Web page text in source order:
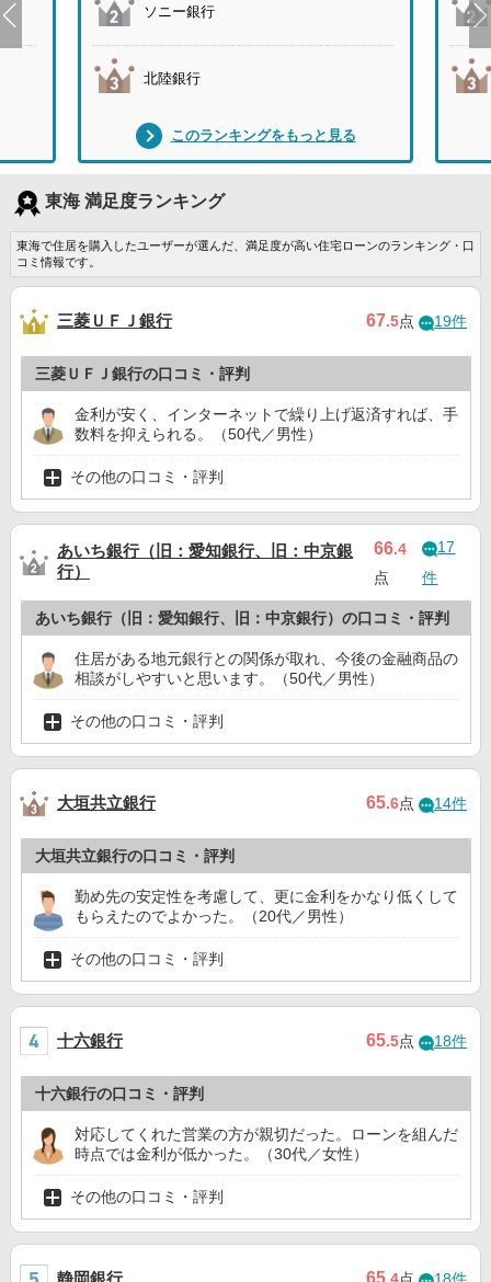
ソニー銀行
北陸銀行
このランキングをもっと見る
東海 満足度ランキング
東海で住居を購入したユーザーが選んだ、満足度が高い住宅ローンのランキング・口
コミ情報です。
三菱ＵＦＪ銀行 67.5点 19件
三菱ＵＦＪ銀行の口コミ・評判
金利が安く、インターネットで繰り上げ返済すれば、手
数料を抑えられる。（50代／男性）
その他の口コミ・評判
あいち銀行（旧：愛知銀行、旧：中京銀
行）
66.4
点
17
件
あいち銀行（旧：愛知銀行、旧：中京銀行）の口コミ・評判
住居がある地元銀行との関係が取れ、今後の金融商品の
相談がしやすいと思います。（50代／男性）
その他の口コミ・評判
大垣共立銀行 65.6点 14件
大垣共立銀行の口コミ・評判
勤め先の安定性を考慮して、更に金利をかなり低くして
もらえたのでよかった。（20代／男性）
その他の口コミ・評判
十六銀行 65.5点 18件
十六銀行の口コミ・評判
対応してくれた営業の方が親切だった。ローンを組んだ
時点では金利が低かった。（30代／女性）
その他の口コミ・評判
静岡銀行